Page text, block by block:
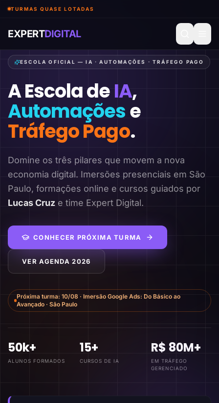
TURMAS QUASE LOTADAS
EXPERTDIGITAL
ESCOLA OFICIAL — IA · AUTOMAÇÕES · TRÁFEGO PAGO
A Escola deIA,
Automaçõese
Tráfego Pago.
Domine os três pilares que movem a nova
economia digital. Imersões presenciais em São
Paulo, formações online e cursos guiados por
Lucas Cruz e time Expert Digital.
CONHECER PRÓXIMA TURMA
VER AGENDA 2026
Próxima turma: 10/08 · Imersão Google Ads: Do Básico ao
Avançado · São Paulo
50k+
ALUNOS FORMADOS
15+
CURSOS DE IA
R$ 80M+
EM TRÁFEGO
GERENCIADO